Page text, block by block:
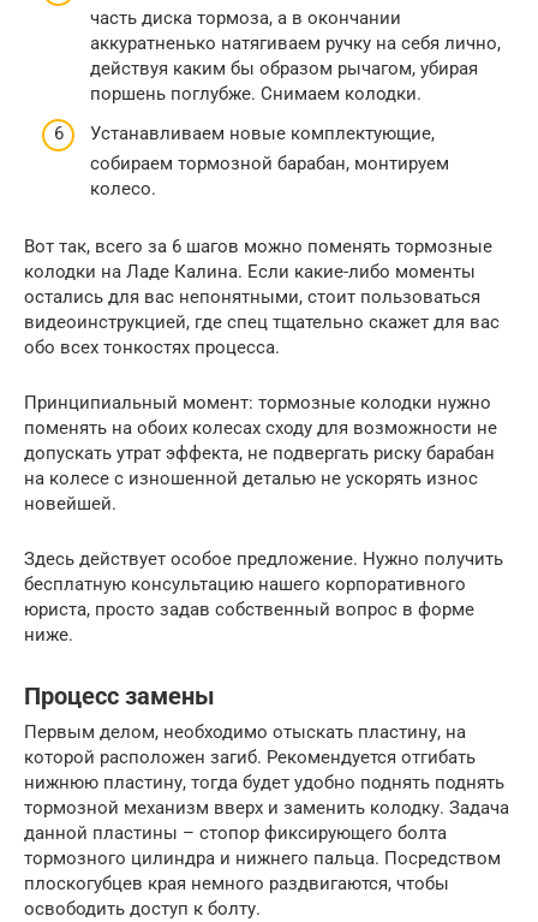
часть диска тормоза, а в окончании
аккуратненько натягиваем ручку на себя лично,
действуя каким бы образом рычагом, убирая
поршень поглубже. Снимаем колодки.
Устанавливаем новые комплектующие,
собираем тормозной барабан, монтируем
колесо.
Вот так, всего за 6 шагов можно поменять тормозные
колодки на Ладе Калина. Если какие-либо моменты
остались для вас непонятными, стоит пользоваться
видеоинструкцией, где спец тщательно скажет для вас
обо всех тонкостях процесса.
Принципиальный момент: тормозные колодки нужно
поменять на обоих колесах сходу для возможности не
допускать утрат эффекта, не подвергать риску барабан
на колесе с изношенной деталью не ускорять износ
новейшей.
Здесь действует особое предложение. Нужно получить
бесплатную консультацию нашего корпоративного
юриста, просто задав собственный вопрос в форме
ниже.
Процесс замены
Первым делом, необходимо отыскать пластину, на
которой расположен загиб. Рекомендуется отгибать
нижнюю пластину, тогда будет удобно поднять поднять
тормозной механизм вверх и заменить колодку. Задача
данной пластины – стопор фиксирующего болта
тормозного цилиндра и нижнего пальца. Посредством
плоскогубцев края немного раздвигаются, чтобы
освободить доступ к болту.